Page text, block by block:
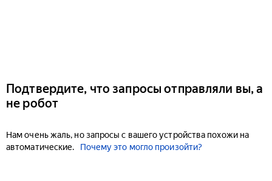
Подтвердите, что запросы отправляли вы, а
не робот
Нам очень жаль, но запросы с вашего устройства похожи на
автоматические.
Почему это могло произойти?